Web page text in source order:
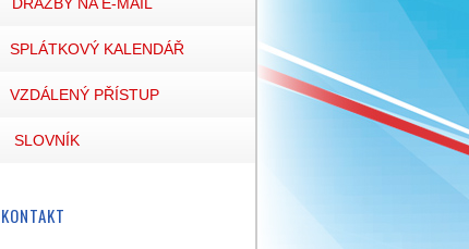
SPLÁTKOVÝ KALENDÁŘ
VZDÁLENÝ PŘÍSTUP
SLOVNÍK
KONTAKT